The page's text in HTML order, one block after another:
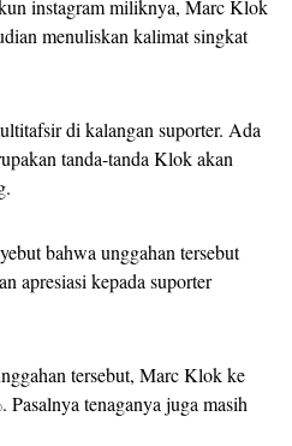
instagram miliknya, Marc Klok
menuliskan kalimat singkat
di kalangan suporter. Ada
tanda-tanda Klok akan
bahwa unggahan tersebut
apresiasi kepada suporter
tersebut, Marc Klok ke
tenaganya juga masih